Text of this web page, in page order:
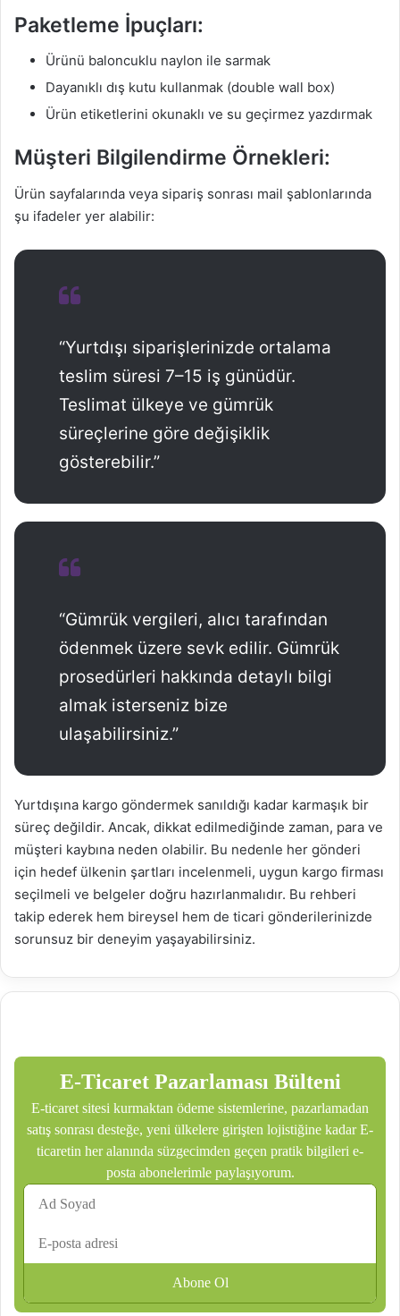
Paketleme İpuçları:
Ürünü baloncuklu naylon ile sarmak
Dayanıklı dış kutu kullanmak (double wall box)
Ürün etiketlerini okunaklı ve su geçirmez yazdırmak
Müşteri Bilgilendirme Örnekleri:
Ürün sayfalarında veya sipariş sonrası mail şablonlarında
şu ifadeler yer alabilir:
“Yurtdışı siparişlerinizde ortalama
teslim süresi 7–15 iş günüdür.
Teslimat ülkeye ve gümrük
süreçlerine göre değişiklik
gösterebilir.”
“Gümrük vergileri, alıcı tarafından
ödenmek üzere sevk edilir. Gümrük
prosedürleri hakkında detaylı bilgi
almak isterseniz bize
ulaşabilirsiniz.”
Yurtdışına kargo göndermek sanıldığı kadar karmaşık bir
süreç değildir. Ancak, dikkat edilmediğinde zaman, para ve
müşteri kaybına neden olabilir. Bu nedenle her gönderi
için hedef ülkenin şartları incelenmeli, uygun kargo firması
seçilmeli ve belgeler doğru hazırlanmalıdır. Bu rehberi
takip ederek hem bireysel hem de ticari gönderilerinizde
sorunsuz bir deneyim yaşayabilirsiniz.